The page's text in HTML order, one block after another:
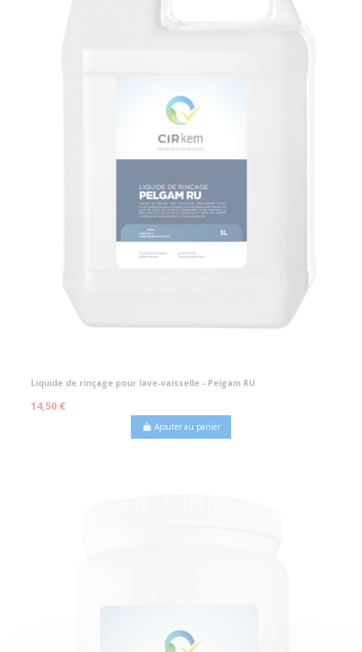
Liquide de rinçage pour lave-vaisselle - Pelgam RU
14,50 €
Ajouter au panier